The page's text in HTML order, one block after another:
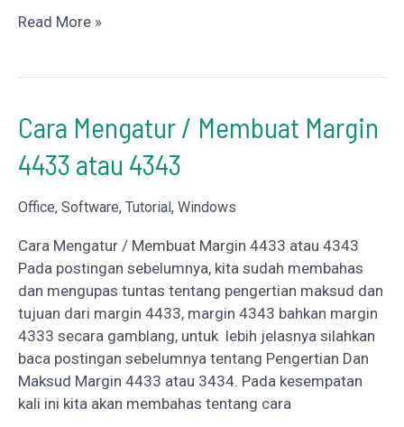
Cara
Office
Word
Read More »
Cara Mengatur / Membuat Margin
4433 atau 4343
Office, Software, Tutorial, Windows
Cara Mengatur / Membuat Margin 4433 atau 4343
Pada postingan sebelumnya, kita sudah membahas
dan mengupas tuntas tentang pengertian maksud dan
tujuan dari margin 4433, margin 4343 bahkan margin
4333 secara gamblang, untuk lebih jelasnya silahkan
baca postingan sebelumnya tentang Pengertian Dan
Maksud Margin 4433 atau 3434. Pada kesempatan
kali ini kita akan membahas tentang cara